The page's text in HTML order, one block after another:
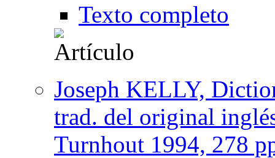
Texto completo
Joseph KELLY,
trad. del original
Turnhout 1994, 278